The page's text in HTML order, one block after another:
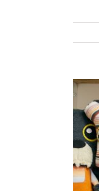
View
Larger
Image